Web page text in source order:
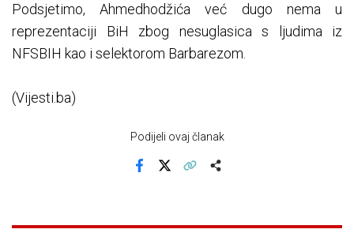
Podsjetimo, Ahmedhodžića već dugo nema u
reprezentaciji BiH zbog nesuglasica s ljudima iz
NFSBIH kao i selektorom Barbarezom.
(Vijesti.ba)
Podijeli ovaj članak